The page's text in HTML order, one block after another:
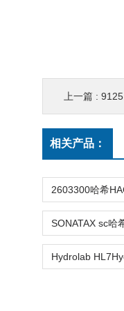
上一篇 :
相关产品：